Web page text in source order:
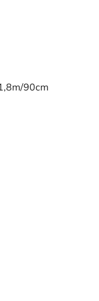
90cm